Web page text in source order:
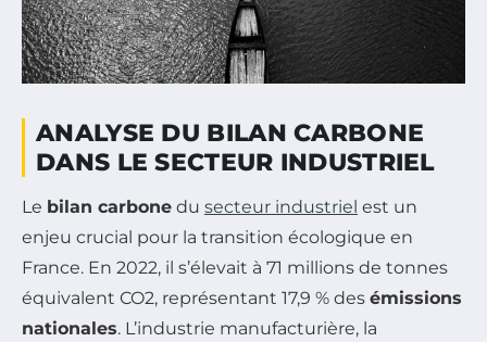
ANALYSE DU BILAN CARBONE
DANS LE SECTEUR INDUSTRIEL
Le bilan carbone du secteur industriel est un
enjeu crucial pour la transition écologique en
France. En 2022, il s’élevait à 71 millions de tonnes
équivalent CO2, représentant 17,9 % des émissions
nationales. L’industrie manufacturière, la